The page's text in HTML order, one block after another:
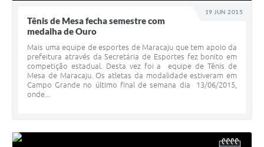
19 JUN 2015
Tênis de Mesa fecha semestre com
medalha de Ouro
Mais uma equipe de esportes de Maracaju que tem apoio da
prefeitura através da Secretária de Esportes fez bonito em
competição estadual. Desta vez foi a equipe de Tênis de
Mesa de Maracaju. Os atletas da modalidade estiveram em
Campo Grande no último final de semana dia 13/06/2015,
onde...